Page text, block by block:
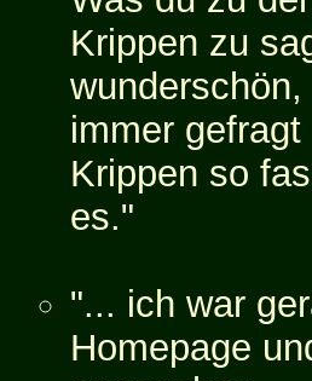
Krippen zu
immer
Krippen so
es."
"... ich war
Homepage